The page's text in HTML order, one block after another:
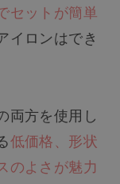
セットが簡単
イロンはでき
両方を使用し
低価格、形状
のよさが魅力